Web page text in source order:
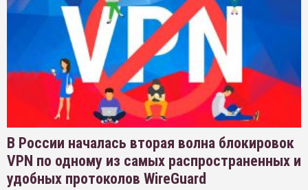
В России началась вторая волна блокировок
VPN по одному из самых распространенных и
удобных протоколов WireGuard